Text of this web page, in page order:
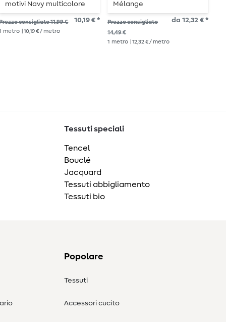
motivi Navy multicolore
consigliato 11,99 € 10,19 € *
metro | 10,19 € / metro
Mélange
Prezzo consigliato
14,49 €
da 12,32 € *
1 metro | 12,32 € / metro
Tessuti speciali
Tencel
Bouclé
Jacquard
Tessuti abbigliamento
Tessuti bio
Popolare
Tessuti
Accessori cucito